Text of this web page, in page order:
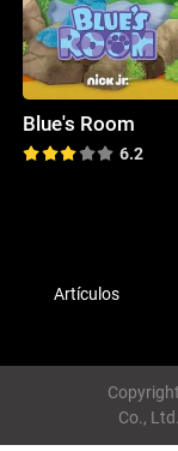
Blue's Room
6.2
Artículos
Co.,